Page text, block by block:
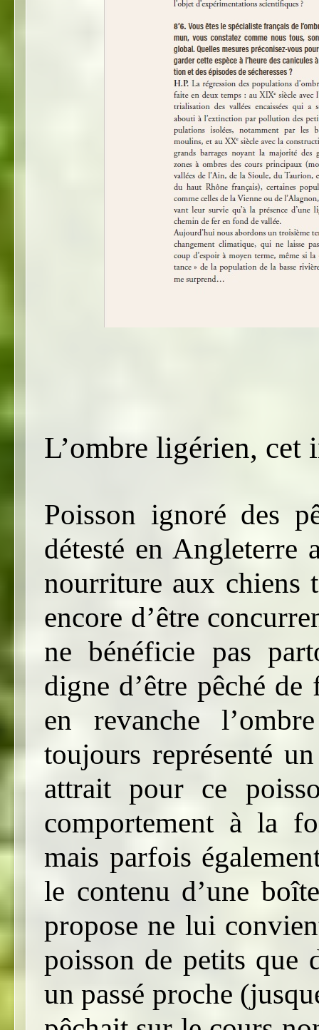
L’ombre ligérien, cet
Poisson ignoré des
détesté en
nourriture aux chiens
encore d’être
ne bénéficie pas
digne d’être pêché
en revanche
toujours représenté
attrait pour ce
comportement à la
mais parfois
le contenu d’une
propose ne lui
poisson de petits que
un passé proche